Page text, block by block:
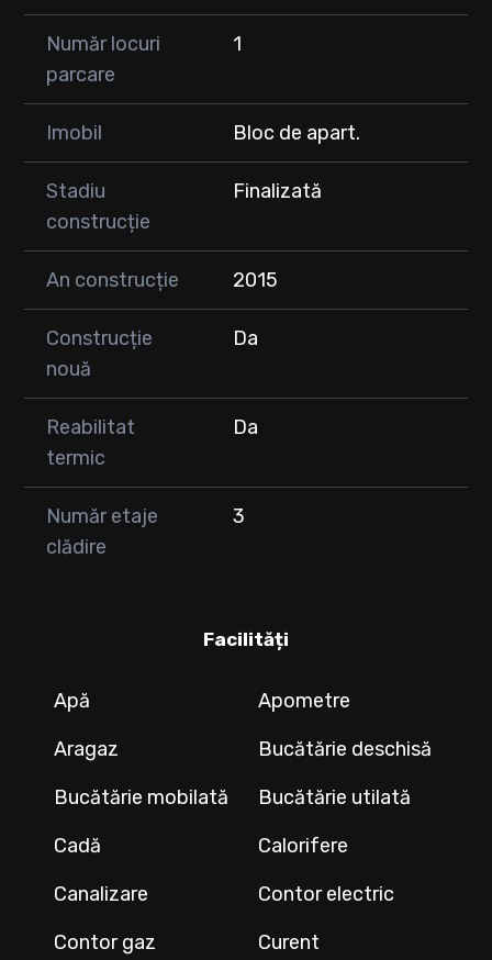
Număr locuri
parcare
1
Imobil Bloc de apart.
Stadiu
construcție
Finalizată
An construcție 2015
Construcție
nouă
Da
Reabilitat
termic
Da
Număr etaje
clădire
3
Facilități
Apă
Apometre
Aragaz
Bucătărie deschisă
Bucătărie mobilată
Bucătărie utilată
Cadă
Calorifere
Canalizare
Contor electric
Contor gaz
Curent